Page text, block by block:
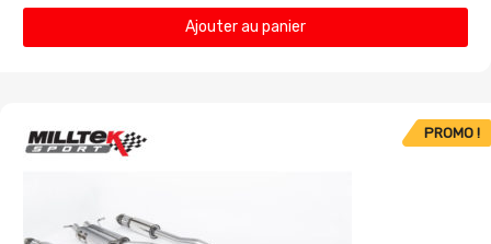
Ajouter au panier
PROMO !